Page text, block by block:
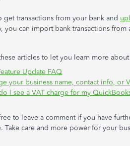
get transactions from your bank and
you can import bank transactions from
articles to let you learn more
Update FAQ
your business name, contact info, or
I see a VAT charge for my
to leave a comment if you have
Take care and more power for your